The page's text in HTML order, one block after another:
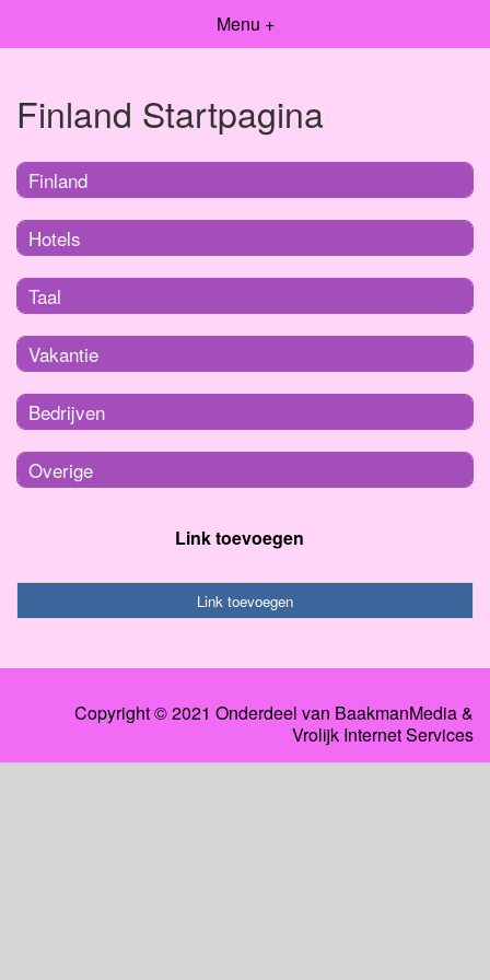
Menu +
Finland Startpagina
Finland
Hotels
Taal
Vakantie
Bedrijven
Overige
Link toevoegen
Link toevoegen
Copyright © 2021 Onderdeel van BaakmanMedia&
Vrolijk Internet Services